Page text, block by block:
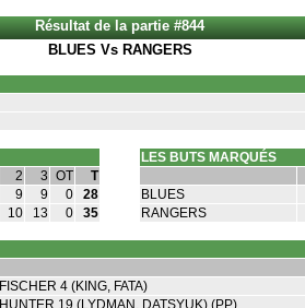
Résultat de la partie #844
BLUES Vs RANGERS
2 3 OT
T
9 9 0
28
10 13 0 35
LES BUTS MARQUÉS
BLUES
RANGERS
FISCHER 4 (KING, FATA)
HUNTER 19 (LYDMAN, DATSYUK) (PP)